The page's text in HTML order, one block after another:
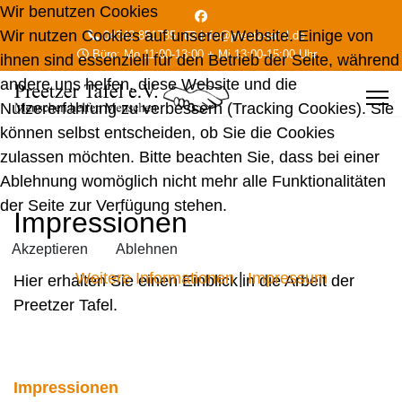
04342 851785
info@preetz-tafel.de
Büro: Mo 11:00-13:00 + Mi 13:00-15:00 Uhr
Impressionen
Hier erhalten Sie einen Einblick in die Arbeit der
Preetzer Tafel.
Impressionen
Wir benutzen Cookies
Wir nutzen Cookies auf unserer Website. Einige von
ihnen sind essenziell für den Betrieb der Seite, während
andere uns helfen, diese Website und die
Nutzererfahrung zu verbessern (Tracking Cookies). Sie
können selbst entscheiden, ob Sie die Cookies
zulassen möchten. Bitte beachten Sie, dass bei einer
Ablehnung womöglich nicht mehr alle Funktionalitäten
der Seite zur Verfügung stehen.
Akzeptieren Ablehnen
Weitere Informationen|Impressum